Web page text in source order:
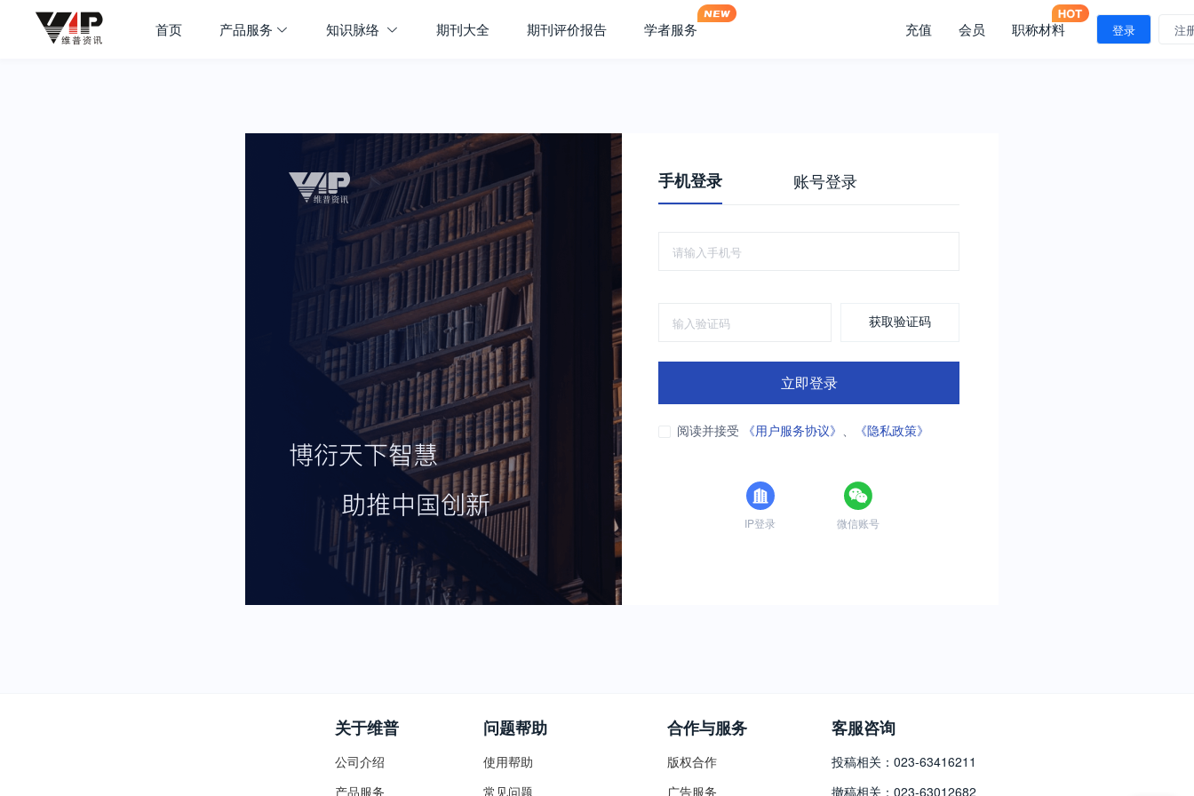
首页 产品服务 知识脉络 期刊大全 期刊评价报告 学者服务 充值 会员 职称材料 登录 注
手机登录 账号登录
获取验证码
立即登录
阅读并接受 《用户服务协议》 、 《隐私政策》
IP登录 微信账号
关于维普
公司介绍
产品服务
问题帮助
使用帮助
常见问题
合作与服务
版权合作
广告服务
客服咨询
投稿相关：023-63416211
撤稿相关：023-63012682